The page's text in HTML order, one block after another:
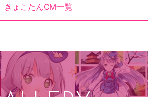
きょこたんCM一覧